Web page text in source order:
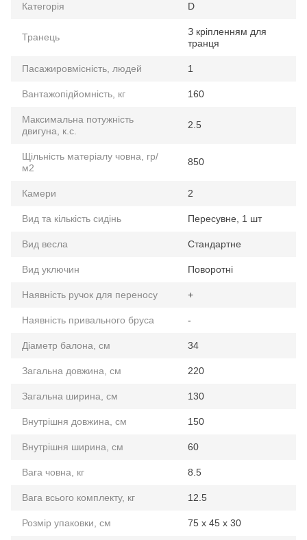
Категорія D
Транець
З кріпленням для
транця
Пасажировмісність, людей 1
Вантажопідйомність, кг 160
Максимальна потужність
двигуна, к.с.
2.5
Щільність матеріалу човна, гр/
м2
850
Камери 2
Вид та кількість сидінь Пересувне, 1 шт
Вид весла Стандартне
Вид уключин Поворотні
Наявність ручок для переносу +
Наявність привального бруса -
Діаметр балона, см 34
Загальна довжина, см 220
Загальна ширина, см 130
Внутрішня довжина, см 150
Внутрішня ширина, см 60
Вага човна, кг 8.5
Вага всього комплекту, кг 12.5
Розмір упаковки, см 75 х 45 х 30